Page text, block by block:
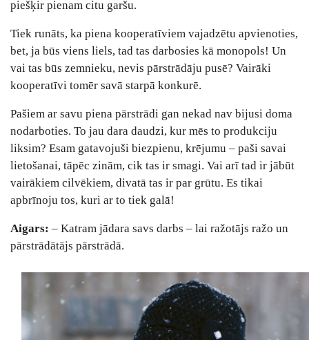
piešķir pienam citu garšu.
Tiek runāts, ka piena kooperatīviem vajadzētu apvienoties,
bet, ja būs viens liels, tad tas darbosies kā monopols! Un
vai tas būs zemnieku, nevis pārstrādāju pusē? Vairāki
kooperatīvi tomēr savā starpā konkurē.
Pašiem ar savu piena pārstrādi gan nekad nav bijusi doma
nodarboties. To jau dara daudzi, kur mēs to produkciju
liksim? Esam gatavojuši biezpienu, krējumu – paši savai
lietošanai, tāpēc zinām, cik tas ir smagi. Vai arī tad ir jābūt
vairākiem cilvēkiem, divatā tas ir par grūtu. Es tikai
apbrīnoju tos, kuri ar to tiek galā!
Aigars: – Katram jādara savs darbs – lai ražotājs ražo un
pārstrādātājs pārstrādā.